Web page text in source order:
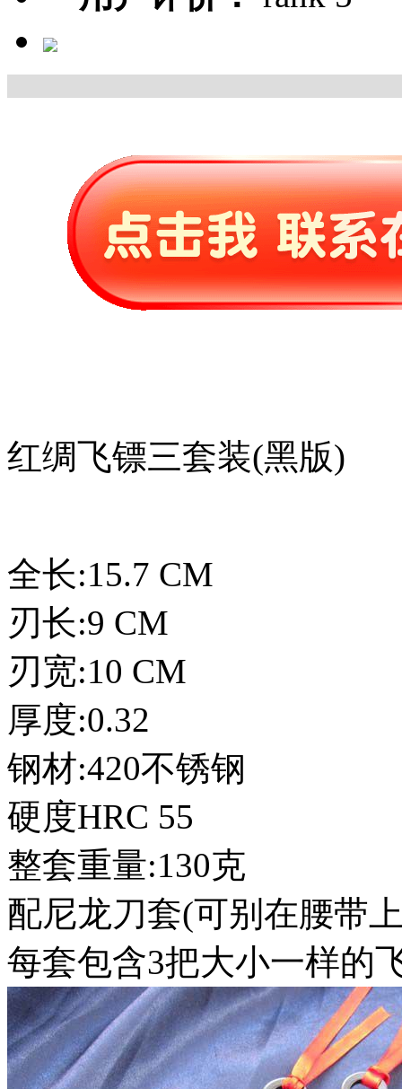
红绸飞镖三套装(黑版)
全长:15.7 CM
刃长:9 CM
刃宽:10 CM
厚度:0.32
钢材:420不锈钢
硬度HRC 55
整套重量:130克
配尼龙刀套(可别在腰带
每套包含3把大小一样的